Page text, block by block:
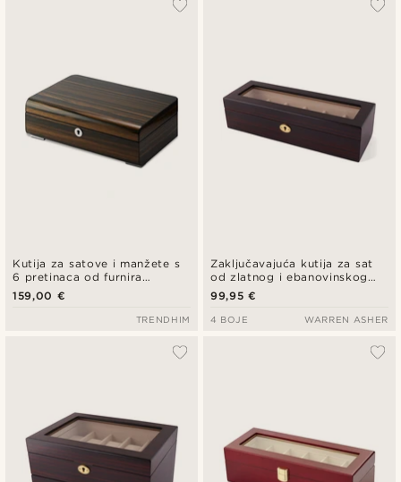
Kutija za satove i manžete s
6 pretinaca od furnira
ebanovine
159,00 €
TRENDHIM
Zaključavajuća kutija za sat
od zlatnog i ebanovinskog
drva - 6 satova
99,95 €
4 BOJE WARREN ASHER